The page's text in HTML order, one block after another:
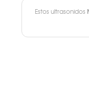
Estos ultrasonidos